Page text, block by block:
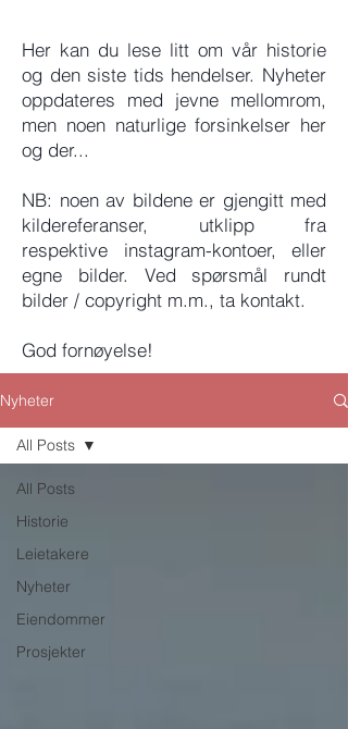
Her kan du lese litt om vår historie
og den siste tids hendelser. Nyheter
oppdateres med jevne mellomrom,
men noen naturlige forsinkelser her
og der...
NB: noen av bildene er gjengitt med
kildereferanser, utklipp fra
respektive instagram-kontoer, eller
egne bilder. Ved spørsmål rundt
bilder / copyright m.m., ta kontakt.
God fornøyelse!
Nyheter
All Posts
Historie
Leietakere
Nyheter
Eiendommer
Prosjekter
All Posts